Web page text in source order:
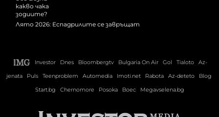
Лято 2026: Еспадрилите се завръщат
Investor Dnes Bloombergtv Bulgaria On Air Gol Tialoto
Az-
jenata
Puls Teenproblem Automedia Imoti.net Rabota Az-deteto
Blog
Start.bg
Chernomore Posoka Boec Megavselena.bg